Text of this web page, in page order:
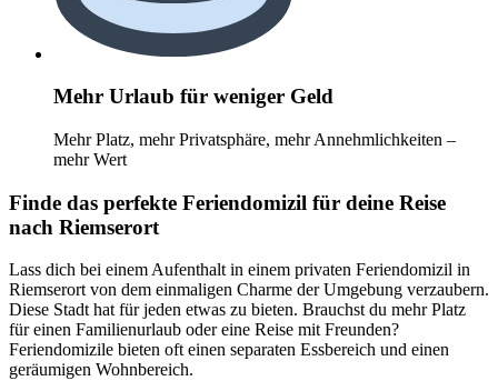
Mehr Urlaub für weniger Geld
Mehr Platz, mehr Privatsphäre, mehr Annehmlichkeiten –
mehr Wert
Finde das perfekte Feriendomizil für deine Reise
nach Riemserort
Lass dich bei einem Aufenthalt in einem privaten Feriendomizil in
Riemserort von dem einmaligen Charme der Umgebung verzaubern.
Diese Stadt hat für jeden etwas zu bieten. Brauchst du mehr Platz
für einen Familienurlaub oder eine Reise mit Freunden?
Feriendomizile bieten oft einen separaten Essbereich und einen
geräumigen Wohnbereich.